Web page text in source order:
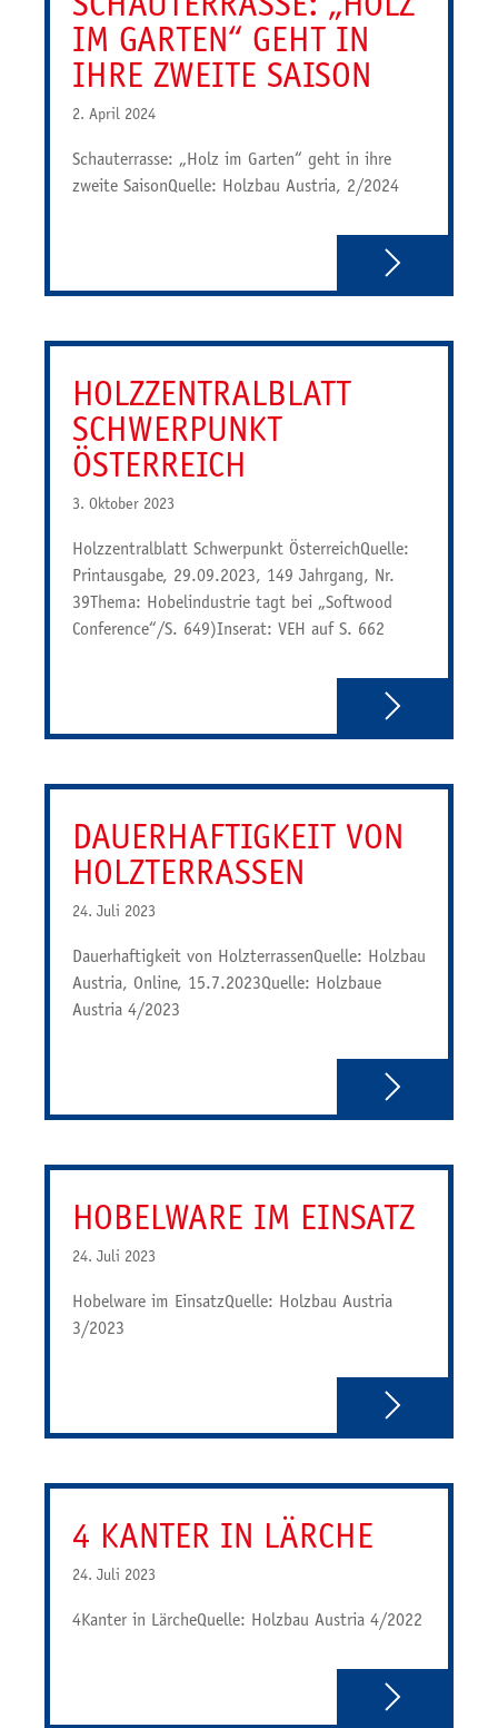
SCHAUTERRASSE: „HOLZ
IM GARTEN“ GEHT IN
IHRE ZWEITE SAISON
2. April 2024
Schauterrasse: „Holz im Garten“ geht in ihre
zweite SaisonQuelle: Holzbau Austria, 2/2024
HOLZZENTRALBLATT
SCHWERPUNKT
ÖSTERREICH
3. Oktober 2023
Holzzentralblatt Schwerpunkt ÖsterreichQuelle:
Printausgabe, 29.09.2023, 149 Jahrgang, Nr.
39Thema: Hobelindustrie tagt bei „Softwood
Conference“/S. 649)Inserat: VEH auf S. 662
DAUERHAFTIGKEIT VON
HOLZTERRASSEN
24. Juli 2023
Dauerhaftigkeit von HolzterrassenQuelle: Holzbau
Austria, Online, 15.7.2023Quelle: Holzbaue
Austria 4/2023
HOBELWARE IM EINSATZ
24. Juli 2023
Hobelware im EinsatzQuelle: Holzbau Austria
3/2023
4 KANTER IN LÄRCHE
24. Juli 2023
4Kanter in LärcheQuelle: Holzbau Austria 4/2022